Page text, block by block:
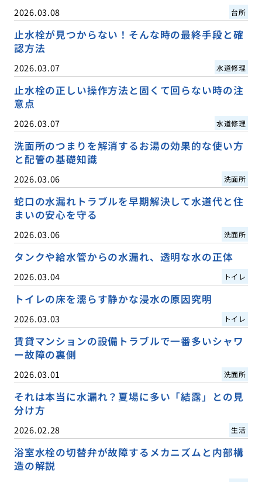
2026.03.08 台所
止水栓が見つからない！そんな時の最終手段と確
認方法
2026.03.07 水道修理
止水栓の正しい操作方法と固くて回らない時の注
意点
2026.03.07 水道修理
洗面所のつまりを解消するお湯の効果的な使い方
と配管の基礎知識
2026.03.06 洗面所
蛇口の水漏れトラブルを早期解決して水道代と住
まいの安心を守る
2026.03.06 洗面所
タンクや給水管からの水漏れ、透明な水の正体
2026.03.04 トイレ
トイレの床を濡らす静かな浸水の原因究明
2026.03.03 トイレ
賃貸マンションの設備トラブルで一番多いシャワ
ー故障の裏側
2026.03.01 洗面所
それは本当に水漏れ？夏場に多い「結露」との見
分け方
2026.02.28 生活
浴室水栓の切替弁が故障するメカニズムと内部構
造の解説